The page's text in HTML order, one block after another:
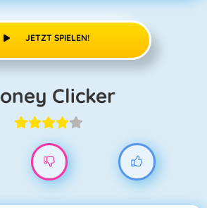
JETZT SPIELEN!
Money Clicker